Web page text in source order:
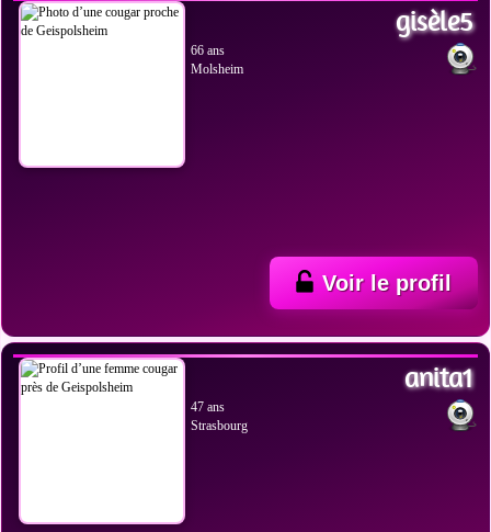
gisèle5
66 ans
Molsheim
Voir le profil
anita1
47 ans
Strasbourg